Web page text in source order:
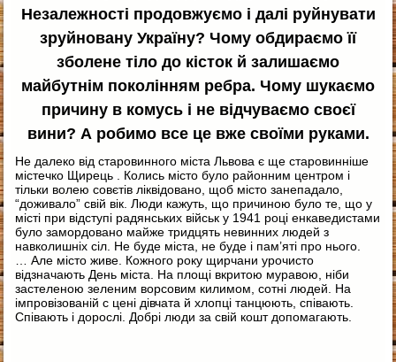
Незалежності продовжуємо і далі руйнувати
зруйновану Україну? Чому обдираємо її
зболене тіло до кісток й залишаємо
майбутнім поколінням ребра. Чому шукаємо
причину в комусь і не відчуваємо своєї
вини? А робимо все це вже своїми руками.
Не далеко від старовинного міста Львова є ще старовинніше
містечко Щирець . Колись місто було районним центром і
тільки волею совєтів ліквідовано, щоб місто занепадало,
“доживало” свій вік. Люди кажуть, що причиною було те, що у
місті при відступі радянських військ у 1941 році енкаведистами
було замордовано майже тридцять невинних людей з
навколишніх сіл. Не буде міста, не буде і пам’яті про нього.
… Але місто живе. Кожного року щирчани урочисто
відзначають День міста. На площі вкритою муравою, ніби
застеленою зеленим ворсовим килимом, сотні людей. На
імпровізованій с цені дівчата й хлопці танцюють, співають.
Співають і дорослі. Добрі люди за свій кошт допомагають.